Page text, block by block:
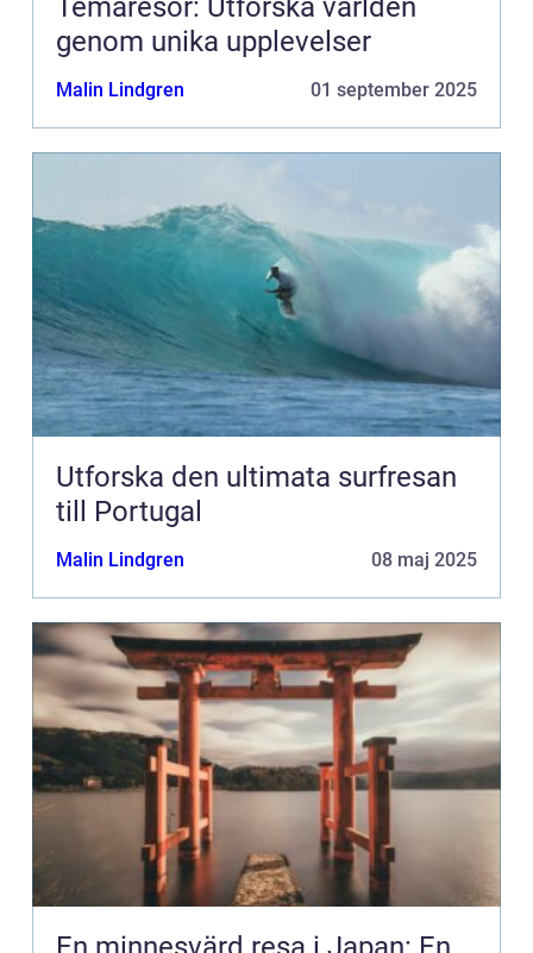
Temaresor: Utforska världen
genom unika upplevelser
Malin Lindgren 01 september 2025
Utforska den ultimata surfresan
till Portugal
Malin Lindgren 08 maj 2025